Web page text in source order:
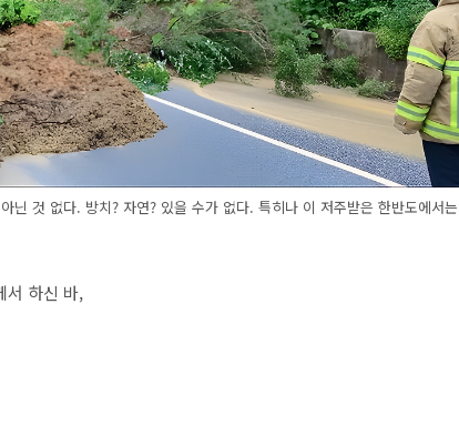
닌 것 없다. 방치? 자연? 있을 수가 없다. 특히나 이 저주받은 한반도에서는
서 하신 바,